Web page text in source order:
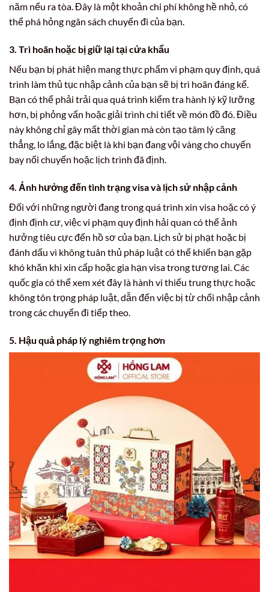
năm nếu ra tòa. Đây là một khoản chi phí không hề nhỏ, có
thể phá hỏng ngân sách chuyến đi của bạn.
3. Trì hoãn hoặc bị giữ lại tại cửa khẩu
Nếu bạn bị phát hiện mang thực phẩm vi phạm quy định, quá
trình làm thủ tục nhập cảnh của bạn sẽ bị trì hoãn đáng kể.
Bạn có thể phải trải qua quá trình kiểm tra hành lý kỹ lưỡng
hơn, bị phỏng vấn hoặc giải trình chi tiết về món đồ đó. Điều
này không chỉ gây mất thời gian mà còn tạo tâm lý căng
thẳng, lo lắng, đặc biệt là khi bạn đang vội vàng cho chuyến
bay nối chuyến hoặc lịch trình đã định.
4. Ảnh hưởng đến tình trạng visa và lịch sử nhập cảnh
Đối với những người đang trong quá trình xin visa hoặc có ý
định định cư, việc vi phạm quy định hải quan có thể ảnh
hưởng tiêu cực đến hồ sơ của bạn. Lịch sử bị phạt hoặc bị
đánh dấu vì không tuân thủ pháp luật có thể khiến bạn gặp
khó khăn khi xin cấp hoặc gia hạn visa trong tương lai. Các
quốc gia có thể xem xét đây là hành vi thiếu trung thực hoặc
không tôn trọng pháp luật, dẫn đến việc bị từ chối nhập cảnh
trong các chuyến đi tiếp theo.
5. Hậu quả pháp lý nghiêm trọng hơn